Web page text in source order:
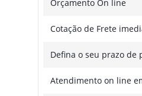
Orçamento On line
Cotação de Frete
Defina o seu prazo de
Atendimento on line